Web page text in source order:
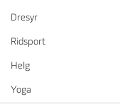
Dresyr
Ridsport
Helg
Yoga